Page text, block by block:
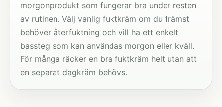
morgonprodukt som fungerar bra under resten
av rutinen. Välj vanlig fuktkräm om du främst
behöver återfuktning och vill ha ett enkelt
bassteg som kan användas morgon eller kväll.
För många räcker en bra fuktkräm helt utan att
en separat dagkräm behövs.